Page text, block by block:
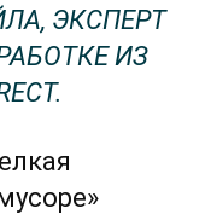
ЭКСПЕРТ
ИЗ